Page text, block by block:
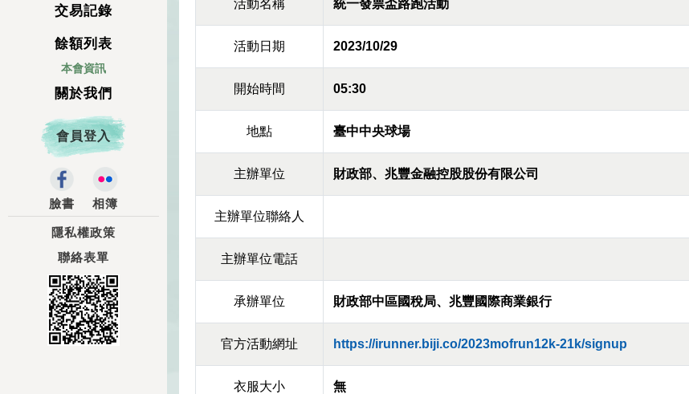
交易記錄
餘額列表
本會資訊
關於我們
會員登入
臉書 相簿
隱私權政策
聯絡表單
活動名稱 統一發票盃路跑活動
活動日期 2023/10/29
開始時間 05:30
地點 臺中中央球場
主辦單位 財政部、兆豐金融控股股份有限公司
主辦單位聯絡人
主辦單位電話
承辦單位 財政部中區國稅局、兆豐國際商業銀行
官方活動網址 https://irunner.biji.co/2023mofrun12k-21k/signup
衣服大小 無